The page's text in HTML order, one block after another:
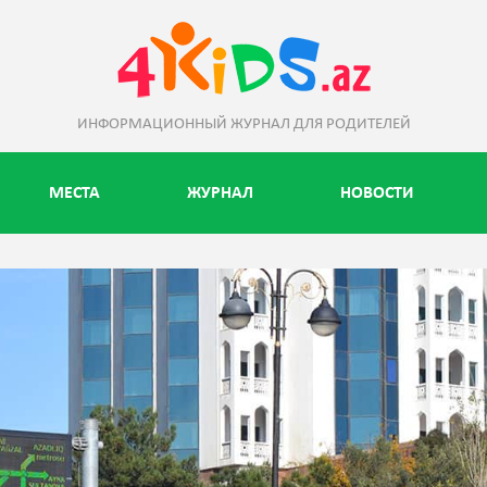
ИНФОРМАЦИОННЫЙ ЖУРНАЛ ДЛЯ РОДИТЕЛЕЙ
МЕСТА ЖУРНАЛ НОВОСТИ